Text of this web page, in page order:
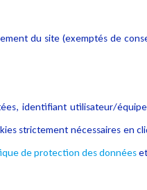
du site (exemptés de
identifiant utilisateur/
strictement nécessaires en
de protection des donnéeset